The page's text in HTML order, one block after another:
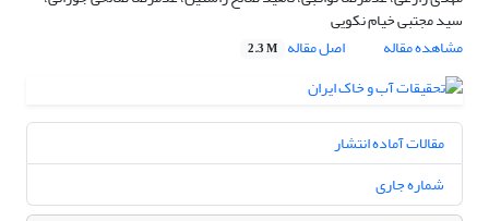
سید مجتبی خیام نکویی
مشاهده مقاله
اصل مقاله 2.3 M
مقالات آماده انتشار
شماره جاری